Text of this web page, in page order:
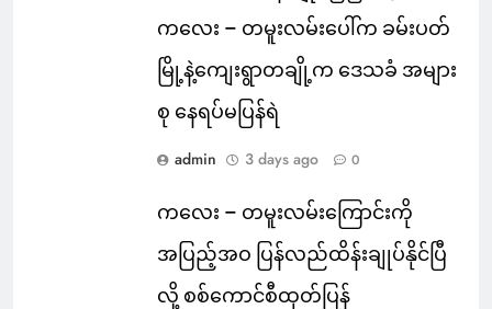
ကလေး – တမူးလမ်းပေါ်က ခမ်းပတ်
မြို့နဲ့ကျေးရွာတချို့က ဒေသခံ အများ
စု နေရပ်မပြန်ရဲ
admin 3 days ago 0
ကလေး – တမူးလမ်းကြောင်းကို
အပြည့်အဝ ပြန်လည်ထိန်းချုပ်နိုင်ပြီ
လို့ စစ်ကောင်စီထုတ်ပြန်